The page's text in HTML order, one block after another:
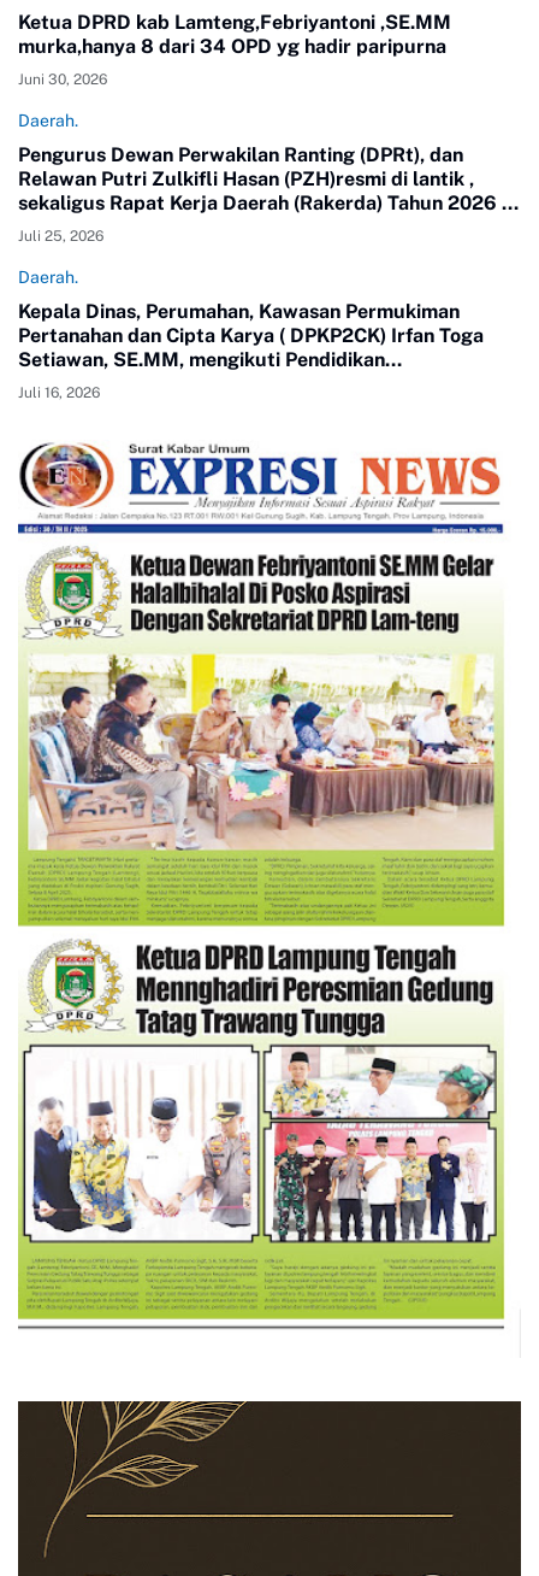
Ketua DPRD kab Lamteng,Febriyantoni ,SE.MM
murka,hanya 8 dari 34 OPD yg hadir paripurna
Juni 30, 2026
Daerah.
Pengurus Dewan Perwakilan Ranting (DPRt), dan
Relawan Putri Zulkifli Hasan (PZH)resmi di lantik ,
sekaligus Rapat Kerja Daerah (Rakerda) Tahun 2026 di
Gedung Sesat Kota Pemerintah Kota Metro
Juli 25, 2026
Daerah.
Kepala Dinas, Perumahan, Kawasan Permukiman
Pertanahan dan Cipta Karya ( DPKP2CK) Irfan Toga
Setiawan, SE.MM, mengikuti Pendidikan
Kepemimpinan Nasional ( PKN) Tingkat II Angkatan 24
tahun 2026.
Juli 16, 2026